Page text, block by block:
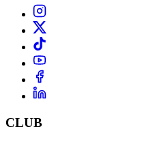
CLUB